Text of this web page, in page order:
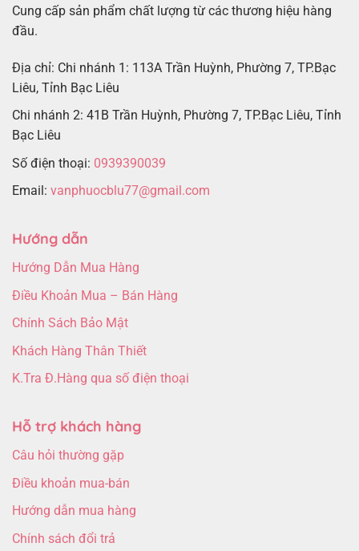
Cung cấp sản phẩm chất lượng từ các thương hiệu hàng
đầu.
Địa chỉ: Chi nhánh 1: 113A Trần Huỳnh, Phường 7, TP.Bạc
Liêu, Tỉnh Bạc Liêu
Chi nhánh 2: 41B Trần Huỳnh, Phường 7, TP.Bạc Liêu, Tỉnh
Bạc Liêu
Số điện thoại: 0939390039
Email: vanphuocblu77@gmail.com
Hướng dẫn
Hướng Dẫn Mua Hàng
Điều Khoản Mua – Bán Hàng
Chính Sách Bảo Mật
Khách Hàng Thân Thiết
K.Tra Đ.Hàng qua số điện thoại
Hỗ trợ khách hàng
Câu hỏi thường gặp
Điều khoản mua-bán
Hướng dẫn mua hàng
Chính sách đổi trả